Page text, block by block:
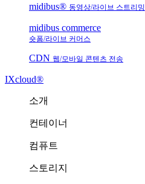
midibus® 동영상/라이브 스트리밍
midibus commerce
숏폼/라이브 커머스
CDN 웹/모바일 콘텐츠 전송
IXcloud®
소개
컨테이너
컴퓨트
스토리지